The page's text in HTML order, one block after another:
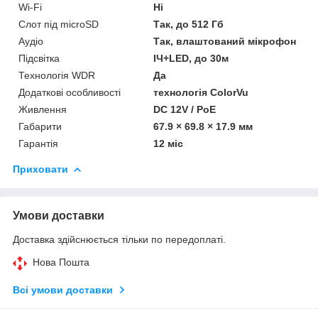
Wi-Fi
Ні
Слот під microSD
Так, до 512 Гб
Аудіо
Так, влаштований мікрофон
Підсвітка
ІЧ+LED, до 30м
Технологія WDR
Да
Додаткові особливості
технологія ColorVu
Живлення
DC 12V / PoE
Габарити
67.9 × 69.8 × 17.9 мм
Гарантія
12 міс
Приховати
Умови доставки
Доставка здійснюється тільки по передоплаті.
Нова Пошта
Всі умови доставки